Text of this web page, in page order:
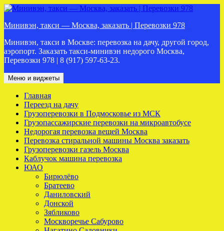
Перейти
содержимому
Минивэн, такси — Москва, заказать | Перевозки 978
Минивэн, такси в Москве: перевозка на дачу, другой город,
аэропорт. Заказать такси-минивэн недорого Москва,
Перевозки 978 | 8 (917) 597-63-23.
Меню и виджеты
Главная
Переезд на дачу
Грузоперевозки в Подмосковье из МСК
Грузопассажирские перевозки на микроавтобусе
Недорогая перевозка вещей Москва
Перевозка стиральной машины Москва заказать
Грузоперевозки газель Москва
Каблучок машина перевозка
ЮАО
Бирюлёво
Братеево
Даниловский
Донской
Зябликово
Москворечье Сабурово